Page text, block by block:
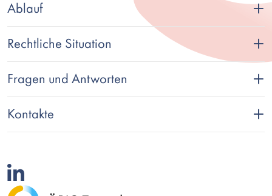
Ablauf
Rechtliche Situation
Fragen und Antworten
Kontakte